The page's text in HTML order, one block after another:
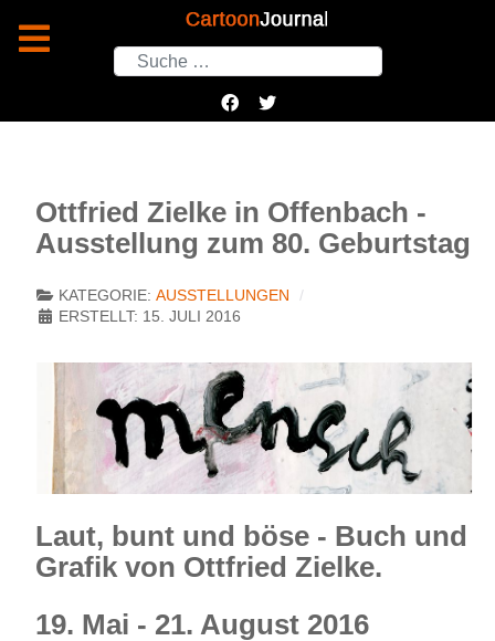
Suchen
Ottfried Zielke in Offenbach -
Ausstellung zum 80. Geburtstag
KATEGORIE: AUSSTELLUNGEN
ERSTELLT: 15. JULI 2016
Laut, bunt und böse - Buch und
Grafik von Ottfried Zielke.
19. Mai - 21. August 2016